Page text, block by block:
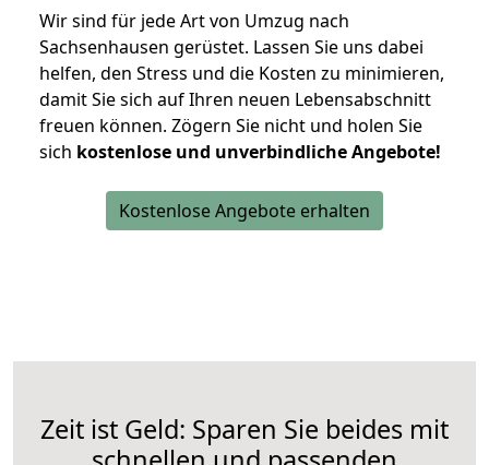
Wir sind für jede Art von Umzug nach
Sachsenhausen gerüstet. Lassen Sie uns dabei
helfen, den Stress und die Kosten zu minimieren,
damit Sie sich auf Ihren neuen Lebensabschnitt
freuen können. Zögern Sie nicht und holen Sie
sich kostenlose und unverbindliche Angebote!
Kostenlose Angebote erhalten
Zeit ist Geld: Sparen Sie beides mit